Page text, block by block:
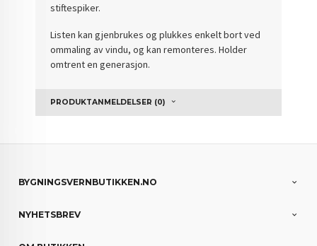
stiftespiker.
Listen kan gjenbrukes og plukkes enkelt bort ved
ommaling av vindu, og kan remonteres. Holder
omtrent en generasjon.
PRODUKTANMELDELSER (0)
BYGNINGSVERNBUTIKKEN.NO
NYHETSBREV